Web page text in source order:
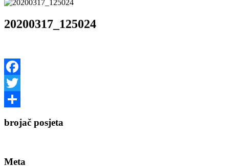
20200317_125024
Facebook
Twitter
brojač posjeta
Meta